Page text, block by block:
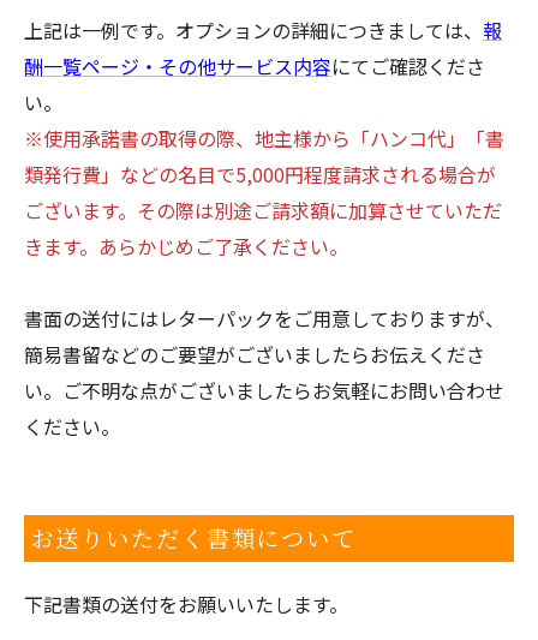
上記は一例です。オプションの詳細につきましては、 報
酬一覧ページ・その他サービス内容にてご確認くださ
い。
※使用承諾書の取得の際、地主様から「ハンコ代」「書
類発行費」などの名目で5,000円程度請求される場合が
ございます。その際は別途ご請求額に加算させていただ
きます。あらかじめご了承ください。
書面の送付にはレターパックをご用意しておりますが、
簡易書留などのご要望がございましたらお伝えくださ
い。ご不明な点がございましたらお気軽にお問い合わせ
ください。
お送りいただく書類について
下記書類の送付をお願いいたします。